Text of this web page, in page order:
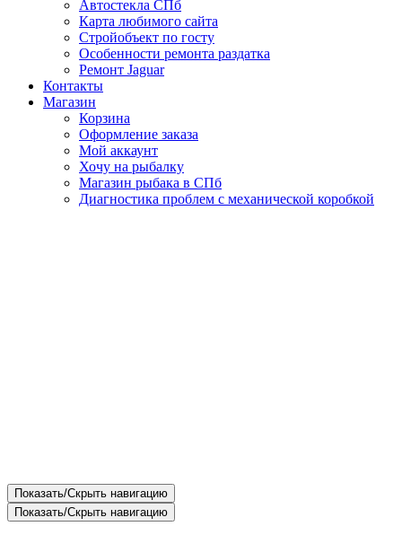
Автостекла СПб
Карта любимого сайта
Стройобъект по госту
Особенности ремонта раздатка
Ремонт Jaguar
Контакты
Магазин
Корзина
Оформление заказа
Мой аккаунт
Хочу на рыбалку
Магазин рыбака в СПб
Диагностика проблем с механической коробкой
Показать/Скрыть навигацию
Показать/Скрыть навигацию